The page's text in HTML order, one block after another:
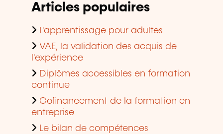
Articles populaires
L'apprentissage pour adultes
VAE, la validation des acquis de
l'expérience
Diplômes accessibles en formation
continue
Cofinancement de la formation en
entreprise
Le bilan de compétences